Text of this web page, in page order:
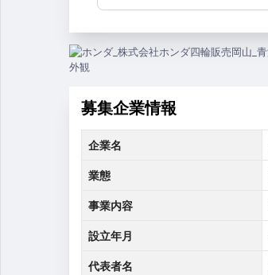
募集企業情報
企業名
業態
事業内容
設立年月
代表者名